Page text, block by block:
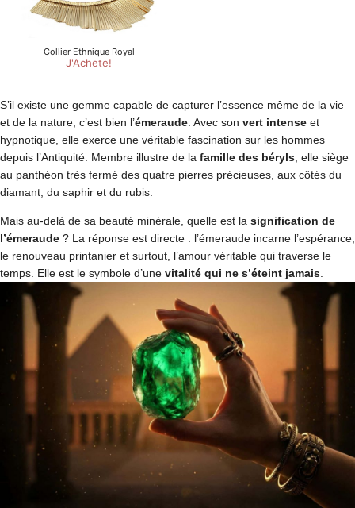
S’il existe une gemme capable de capturer l’essence même de la vie
et de la nature, c’est bien l’émeraude. Avec son vert intense et
hypnotique, elle exerce une véritable fascination sur les hommes
depuis l’Antiquité. Membre illustre de la famille des béryls, elle siège
au panthéon très fermé des quatre pierres précieuses, aux côtés du
diamant, du saphir et du rubis.
Mais au-delà de sa beauté minérale, quelle est la signification de
l’émeraude ? La réponse est directe : l’émeraude incarne l’espérance,
le renouveau printanier et surtout, l’amour véritable qui traverse le
temps. Elle est le symbole d’une vitalité qui ne s’éteint jamais.